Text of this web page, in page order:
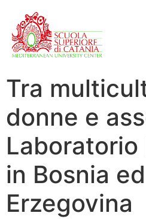
Tra
donne e
in Bosnia ed
Erzegovina